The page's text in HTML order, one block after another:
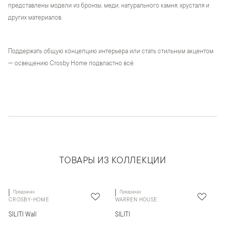
представлены модели из бронзы, меди, натурального камня, хрусталя и
других материалов.
Поддержать общую концепцию интерьера или стать стильным акцентом
— освещению Crosby Home подвластно всё.
ТОВАРЫ ИЗ КОЛЛЕКЦИИ
Предзаказ
CROSBY-HOME
SILITI Wall
Предзаказ
WARREN HOUSE
SILITI